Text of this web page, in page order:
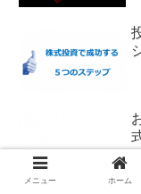
メニュー ホーム